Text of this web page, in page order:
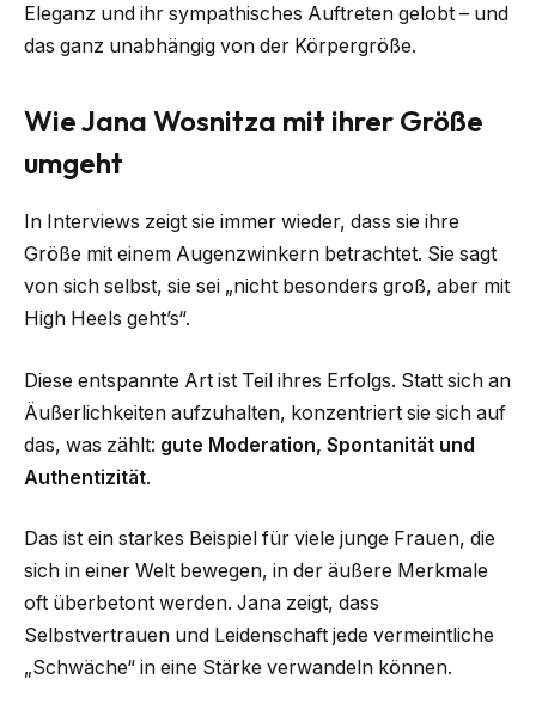
Eleganz und ihr sympathisches Auftreten gelobt – und
das ganz unabhängig von der Körpergröße.
Wie Jana Wosnitza mit ihrer Größe
umgeht
In Interviews zeigt sie immer wieder, dass sie ihre
Größe mit einem Augenzwinkern betrachtet. Sie sagt
von sich selbst, sie sei „nicht besonders groß, aber mit
High Heels geht’s“.
Diese entspannte Art ist Teil ihres Erfolgs. Statt sich an
Äußerlichkeiten aufzuhalten, konzentriert sie sich auf
das, was zählt: gute Moderation, Spontanität und
Authentizität.
Das ist ein starkes Beispiel für viele junge Frauen, die
sich in einer Welt bewegen, in der äußere Merkmale
oft überbetont werden. Jana zeigt, dass
Selbstvertrauen und Leidenschaft jede vermeintliche
„Schwäche“ in eine Stärke verwandeln können.